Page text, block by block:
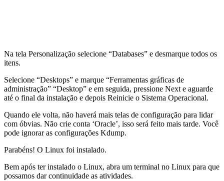
Na tela Personalização selecione “Databases” e desmarque todos os
itens.
Selecione “Desktops” e marque “Ferramentas gráficas de
administração” “Desktop” e em seguida, pressione Next e aguarde
até o final da instalação e depois Reinicie o Sistema Operacional.
Quando ele volta, não haverá mais telas de configuração para lidar
com óbvias. Não crie conta ‘Oracle’, isso será feito mais tarde. Você
pode ignorar as configurações Kdump.
Parabéns! O Linux foi instalado.
Bem após ter instalado o Linux, abra um terminal no Linux para que
possamos dar continuidade as atividades.